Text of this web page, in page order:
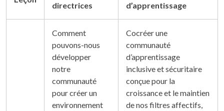
directrices
d’apprentissage
Comment
pouvons-nous
développer
notre
communauté
pour créer un
environnement
Cocréer une
communauté
d’apprentissage
inclusive et sécuritaire
conçue pour la
croissance et le maintien
de nos filtres affectifs,